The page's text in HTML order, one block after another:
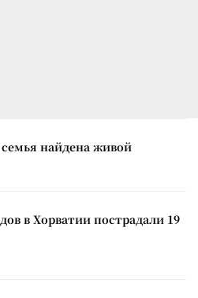
найдена живой
в Хорватии пострадали 19